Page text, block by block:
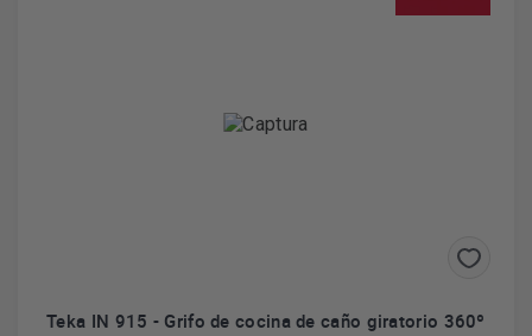
Teka IN 915 - Grifo de cocina de caño giratorio 360º